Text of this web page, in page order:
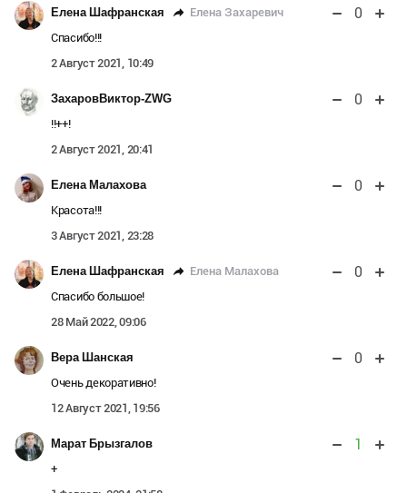
Елена Шафранская Елена Захаревич 0
Спасибо!!!
2 Август 2021, 10:49
ЗахаровВиктор-ZWG 0
!!++!
2 Август 2021, 20:41
Елена Малахова 0
Красота!!!
3 Август 2021, 23:28
Елена Шафранская Елена Малахова 0
Спасибо большое!
28 Май 2022, 09:06
Вера Шанская 0
Очень декоративно!
12 Август 2021, 19:56
Марат Брызгалов 1
+